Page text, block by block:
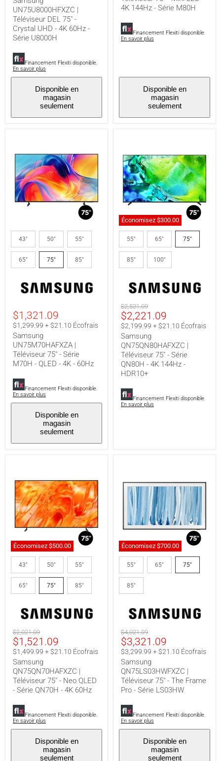
UN75U8000HFXZC |
Téléviseur DEL 75" -
Crystal UHD - 4K 60Hz -
Série U8000H
Financement Flexiti disponible.
En savoir plus
Disponible en
magasin
seulement
4K 144Hz - Série M80H
Financement Flexiti disponible.
En savoir plus
Disponible en
magasin
seulement
Samsung
UN75M70HAFXZA
Téléviseur
75"
-
M70H
4K
60Hz
43" 50" 55"
65" 75" 85"
$1,321.09
$1,299.99 + $21.10 Écofrais
Samsung
UN75M70HAFXZA |
Téléviseur 75" - Série
M70H - QLED - 4K - 60Hz
Financement Flexiti disponible.
En savoir plus
Disponible en
magasin
seulement
Économisez $300.00
Samsung
QN75QN80HAFXZC
Téléviseur
75"
-
QN80H
144Hz
HDR10+
55" 65" 75"
85" 100"
Prix
original
$2,521.09
Prix
actuel
$2,221.09
$2,199.99 + $21.10 Écofrais
Samsung
QN75QN80HAFXZC |
Téléviseur 75" - Série
QN80H - 4K 144Hz -
HDR10+
Financement Flexiti disponible.
En savoir plus
Économisez $500.00
Samsung
QN75QN70HAFXZC
Téléviseur
75"
-
QLED
QN70H
4K
60Hz
43" 50" 55"
65" 75" 85"
Prix
original
$2,021.09
Prix
actuel
$1,521.09
$1,499.99 + $21.10 Écofrais
Samsung
QN75QN70HAFXZC |
Téléviseur 75" - Neo QLED
- Série QN70H - 4K 60Hz
Financement Flexiti disponible.
En savoir plus
Disponible en
magasin
seulement
Économisez $700.00
Samsung
QN75LS03HWFXZC
Téléviseur
75"
-
Frame
Pro
Série
LS03HW
55" 65" 75"
85"
Prix
original
$4,021.09
Prix
actuel
$3,321.09
$3,299.99 + $21.10 Écofrais
Samsung
QN75LS03HWFXZC |
Téléviseur 75" - The Frame
Pro - Série LS03HW
Financement Flexiti disponible.
En savoir plus
Disponible en
magasin
seulement